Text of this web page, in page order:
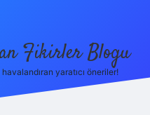
Fikirler Blogu
yaratıcı öneriler!